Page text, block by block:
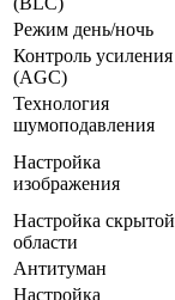
Режим день/ночь
Контроль усиления
(AGC)
Технология
шумоподавления
Настройка
изображения
Настройка скрытой
области
Антитуман
Настройка